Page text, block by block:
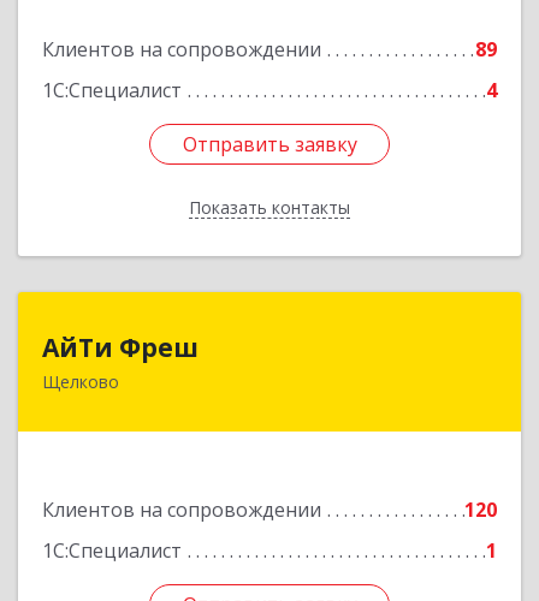
Клиентов на сопровождении
89
1С:Специалист
4
Отправить заявку
Показать контакты
Отправить заявку
Назад
АйТи Фреш
Щелково
Клиентов на сопровождении
120
1С:Специалист
1
141100, Московская обл, Щелково г, Городской